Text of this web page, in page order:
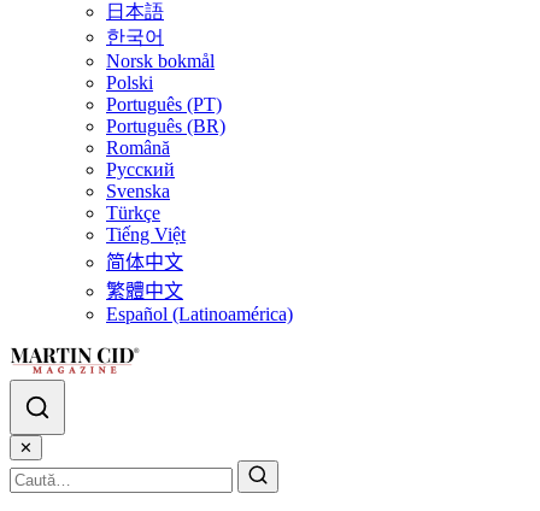
日本語
한국어
Norsk bokmål
Polski
Português (PT)
Português (BR)
Română
Русский
Svenska
Türkçe
Tiếng Việt
简体中文
繁體中文
Español (Latinoamérica)
✕